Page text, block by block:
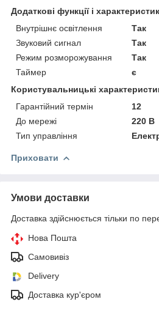
Додаткові функції і
Внутрішнє освітлення
Так
Звуковий сигнал
Так
Режим розморожування
Так
Таймер
є
Користувальницькі
Гарантійний термін
12
До мережі
220 В
Тип управління
Приховати
Умови доставки
Доставка здійснюється тільки по
Нова Пошта
Самовивіз
Delivery
Доставка кур'єром